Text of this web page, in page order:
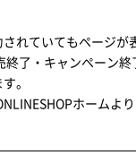
れていてもページが
終了・キャンペーン
。
ホームよ